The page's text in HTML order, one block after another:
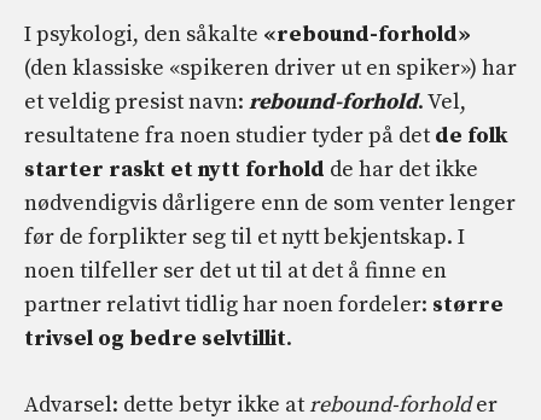
I psykologi, den såkalte «rebound-forhold»
(den klassiske «spikeren driver ut en spiker») har
et veldig presist navn: rebound-forhold. Vel,
resultatene fra noen studier tyder på det de folk
starter raskt et nytt forhold de har det ikke
nødvendigvis dårligere enn de som venter lenger
før de forplikter seg til et nytt bekjentskap. I
noen tilfeller ser det ut til at det å finne en
partner relativt tidlig har noen fordeler: større
trivsel og bedre selvtillit.
Advarsel: dette betyr ikke atrebound-forholder